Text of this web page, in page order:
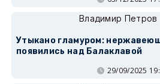
Владимир Петров
Утыкано гламуром:
появились над Балаклавой
29/09/2025